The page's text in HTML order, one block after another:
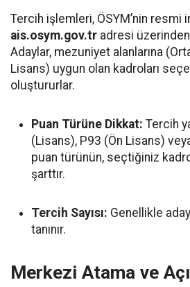
Tercih işlemleri, ÖSYM’nin resmi
ais.osym.gov.tr adresi
Adaylar, mezuniyet alanlarına
Lisans) uygun olan kadroları
oluştururlar.
Puan Türüne Dikkat: Tercih
(Lisans), P93 (Ön Lisans)
puan türünün, seçtiğiniz
şarttır.
Tercih Sayısı: Genellikle
tanınır.
Merkezi Atama ve